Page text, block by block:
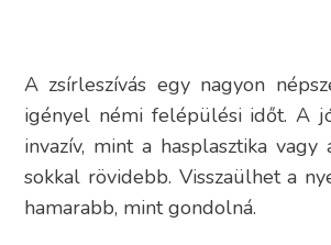
A zsírleszívás egy nagyon
igényel némi felépülési időt. A
invazív, mint a hasplasztika
sokkal rövidebb. Visszaülhet a
hamarabb, mint gondolná.